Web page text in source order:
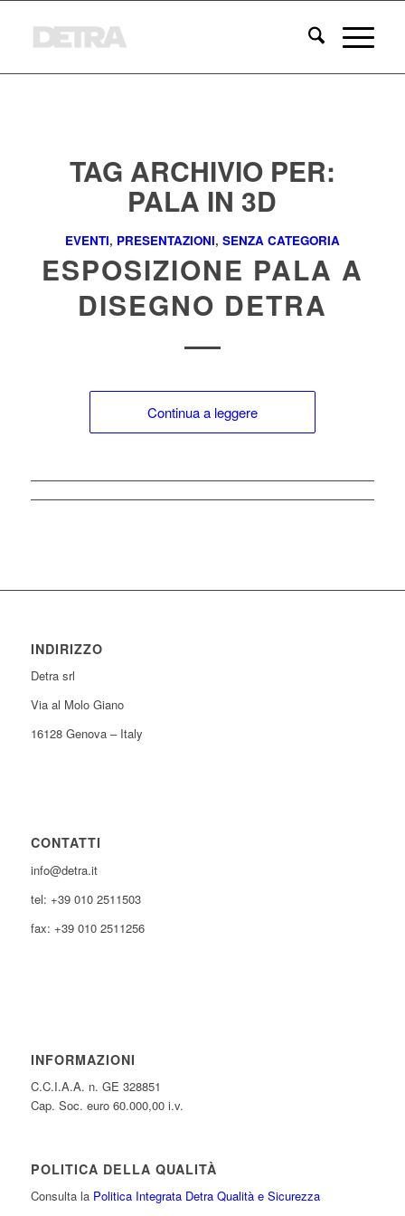
TAG ARCHIVIO PER:
PALA IN 3D
EVENTI, PRESENTAZIONI, SENZA CATEGORIA
ESPOSIZIONE PALA A
DISEGNO DETRA
Continua a leggere
INDIRIZZO
Detra srl
Via al Molo Giano
16128 Genova – Italy
CONTATTI
info@detra.it
tel: +39 010 2511503
fax: +39 010 2511256
INFORMAZIONI
C.C.I.A.A. n. GE 328851
Cap. Soc. euro 60.000,00 i.v.
POLITICA DELLA QUALITÀ
Consulta la Politica Integrata Detra Qualità e Sicurezza